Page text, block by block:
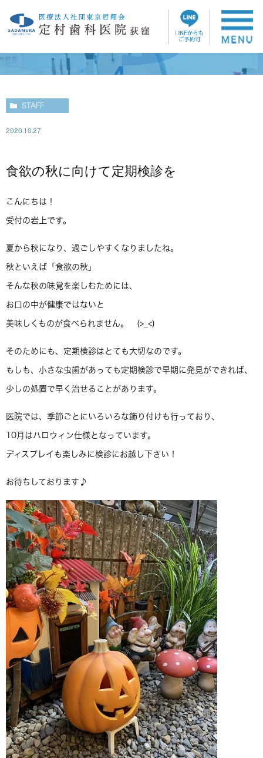
スタッフブログ
STAFF
2020.10.27
食欲の秋に向けて定期検診を
こんにちは！
受付の岩上です。
夏から秋になり、過ごしやすくなりましたね。
秋といえば「食欲の秋」
そんな秋の味覚を楽しむためには、
お口の中が健康ではないと
美味しくものが食べられません。 (>_<)
そのためにも、定期検診はとても大切なのです。
もしも、小さな虫歯があっても定期検診で早期に発見ができれば、
少しの処置で早く治せることがあります。
医院では、季節ごとにいろいろな飾り付けも行っており、
10月はハロウィン仕様となっています。
ディスプレイも楽しみに検診にお越し下さい！
お待ちしております♪